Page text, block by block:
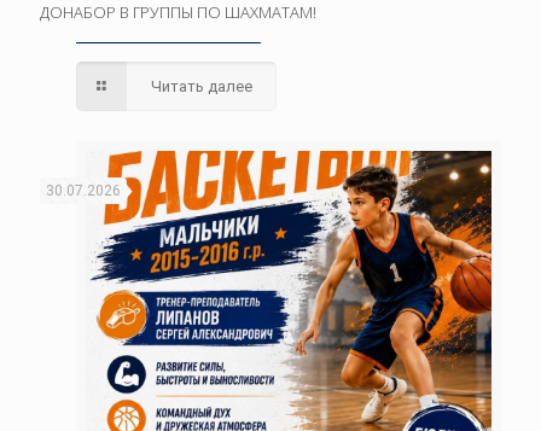
ДОНАБОР В ГРУППЫ ПО ШАХМАТАМ!
Читать далее
30.07.2026